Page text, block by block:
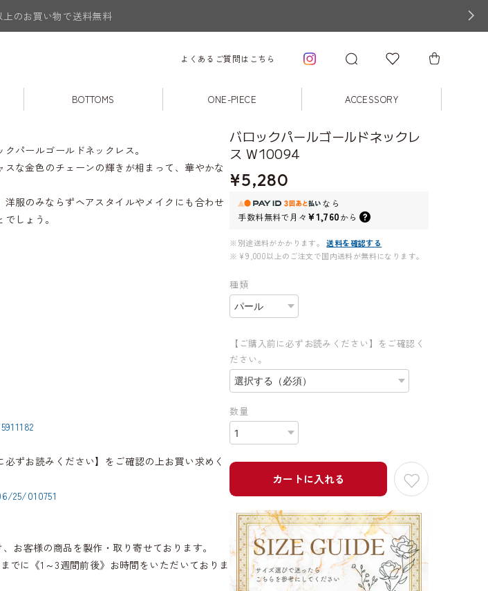
上のお買い物で送料無料
よくあるご質問はこちら
BOTTOMS ONE-PIECE ACCESSORY
パールゴールドネックレス。
な金色のチェーンの輝きが相まって、華やかな
服のみならずヘアスタイルやメイクにも合わせ
しょう。
ずお読みください】をご確認の上お買い求めく
25/010751
お客様の商品を製作・取り寄せております。
でに《1～3週間前後》お時間をいただいておりま
バロックパールゴールドネックレ
ス W10094
¥5,280
なら
手数料無料で月々 ¥1,760から
※別途送料がかかります。
送料を確認する
※¥9,000以上のご注文で国内送料が無料になります。
種類
【ご購入前に必ずお読みください】をご確認く
ださい。
数量
カートに入れる